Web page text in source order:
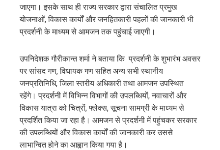
जाएगा। इसके साथ ही राज्य सरकार द्वारा संचालित प्रमुख
योजनाओं, विकास कार्यों और जनहितकारी पहलों की जानकारी भी
प्रदर्शनी के माध्यम से आमजन तक पहुंचाई जाएगी।
उपनिदेशक गौरीकान्त शर्मा ने बताया कि प्रदर्शनी के शुभारंभ अवसर
पर सांसद गण, विधायक गण सहित अन्य सभी स्थानीय
जनप्रतिनिधि, जिला स्तरीय अधिकारी तथा आमजन उपस्थित
रहेंगे। प्रदर्शनी में विभिन्न विभागों की उपलब्धियों, नवाचारों और
विकास यात्रा को चित्रों, फ्लेक्स, सूचना सामग्री के माध्यम से
प्रदर्शित किया जा रहा है। आमजन से प्रदर्शनी में पहुंचकर सरकार
की उपलब्धियों और विकास कार्यों की जानकारी कर उससे
लाभान्वित होने का आह्वान किया गया है।